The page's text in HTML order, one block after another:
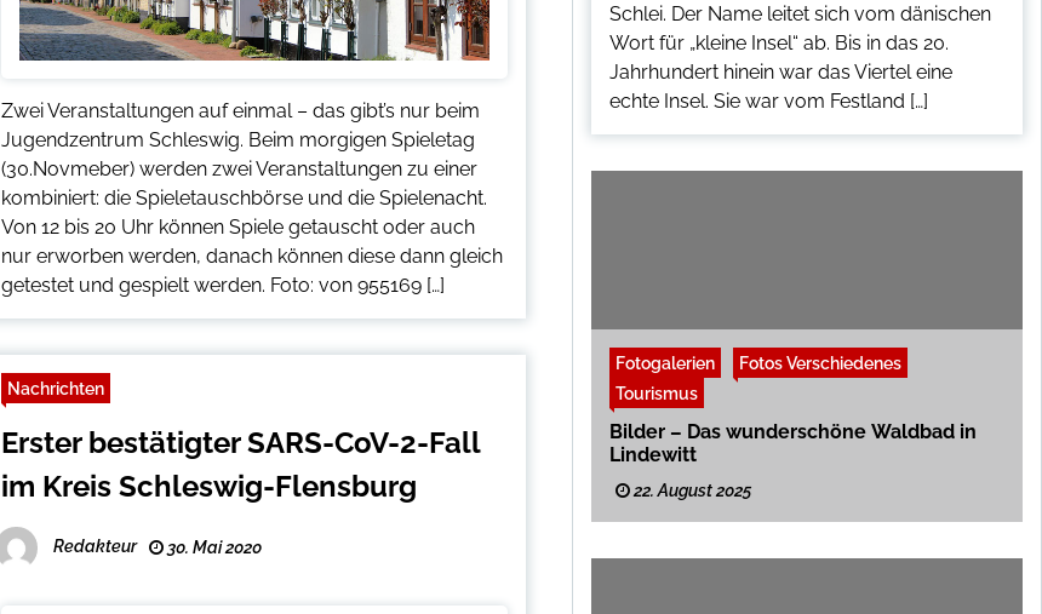
Zwei Veranstaltungen auf einmal – das gibt’s nur beim
Jugendzentrum Schleswig. Beim morgigen Spieletag
(30.Novmeber) werden zwei Veranstaltungen zu einer
kombiniert: die Spieletauschbörse und die Spielenacht.
Von 12 bis 20 Uhr können Spiele getauscht oder auch
nur erworben werden, danach können diese dann gleich
getestet und gespielt werden. Foto: von 955169 […]
Nachrichten
Erster bestätigter SARS-CoV-2-Fall
im Kreis Schleswig-Flensburg
Redakteur 30. Mai 2020
Schlei. Der Name leitet sich vom dänischen
Wort für „kleine Insel“ ab. Bis in das 20.
Jahrhundert hinein war das Viertel eine
echte Insel. Sie war vom Festland […]
Fotogalerien
Fotos Verschiedenes
Tourismus
Bilder – Das wunderschöne Waldbad in
Lindewitt
22. August 2025